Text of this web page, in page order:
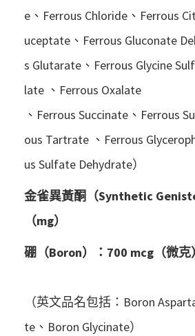
e、Ferrous Chloride、Ferrous
uceptate、Ferrous Gluconate
s Glutarate、Ferrous Glycine
late 、Ferrous Oxalate
、Ferrous Succinate、Ferrous
ous Tartrate 、Ferrous
us Sulfate Dehydrate）
金雀異黃酮（Synthetic
（mg）
硼（Boron）：700 mcg（微克）
（英文品名包括：Boron
te、Boron Glycinate）